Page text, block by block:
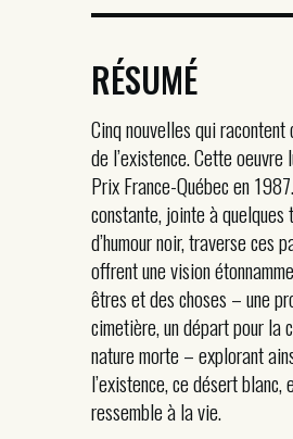
RÉSUMÉ
Cinq nouvelles qui
de l’existence. Cette oeuvre
Prix France-Québec en
constante, jointe à quelques
d’humour noir, traverse ces
offrent une vision
êtres et des choses – une
cimetière, un départ pour la
nature morte – explorant
l’existence, ce désert blanc,
ressemble à la vie.